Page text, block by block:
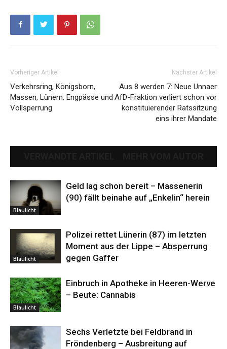
Vorheriger Artikel
Verkehrsring, Königsborn,
Massen, Lünern: Engpässe und
Vollsperrung
Nächster Artikel
Aus 8 werden 7: Neue Unnaer
AfD-Fraktion verliert schon vor
konstituierender Ratssitzung
eins ihrer Mandate
Blaulicht
Geld lag schon bereit – Massenerin
(90) fällt beinahe auf „Enkelin“ herein
Blaulicht
Polizei rettet Lünerin (87) im letzten
Moment aus der Lippe – Absperrung
gegen Gaffer
Blaulicht
Einbruch in Apotheke in Heeren-Werve
– Beute: Cannabis
Sechs Verletzte bei Feldbrand in
Fröndenberg – Ausbreitung auf